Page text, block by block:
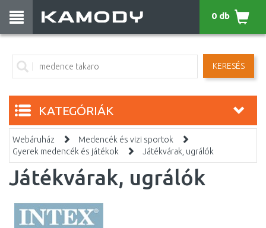
KERESÉS
0 db
KATEGÓRIÁK
Webáruház
Medencék és vizi sportok
Gyerek medencék és játékok
Játékvárak, ugrálók
Játékvárak, ugrálók